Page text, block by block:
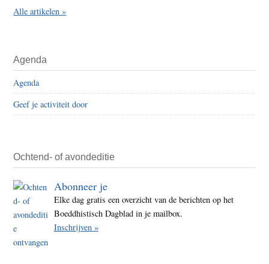
Alle artikelen »
Agenda
Agenda
Geef je activiteit door
Ochtend- of avondeditie
Abonneer je
Elke dag gratis een overzicht van de berichten op het
Boeddhistisch Dagblad in je mailbox.
Inschrijven »